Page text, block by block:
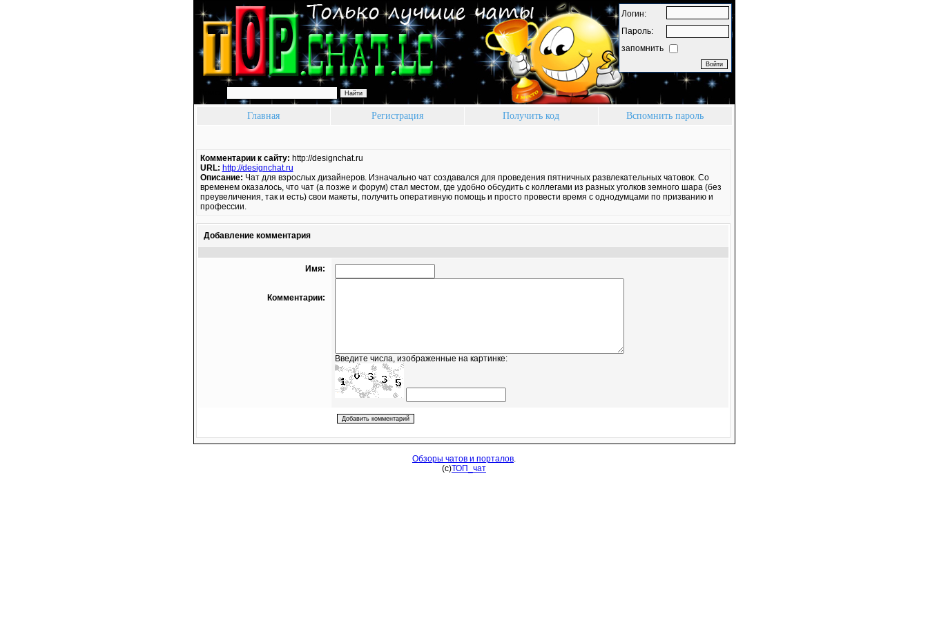
Логин:
Пароль:
запомнить
Главная Регистрация Получить код Вспомнить пароль
Комментарии к сайту: http://designchat.ru
URL: http://designchat.ru
Описание: Чат для взрослых дизайнеров. Изначально чат создавался для проведения пятничных развлекательных чатовок. Со
временем оказалось, что чат (а позже и форум) стал местом, где удобно обсудить с коллегами из разных уголков земного шара (без
преувеличения, так и есть) свои макеты, получить оперативную помощь и просто провести время с однодумцами по призванию и
профессии.
Добавление комментария
Имя:
Комментарии:
Введите числа, изображенные на картинке:
Обзоры чатов и порталов.
(c)ТОП_ чат